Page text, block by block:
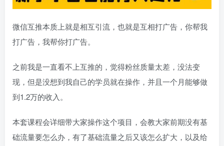
微信互推本质上就是相互引流，也就是互相打广告，你帮我
打广告，我帮你打广告。
之前我是一直看不上互推的，觉得粉丝质量太差，没法变
现，但是没想到我自己的学员就在操作，并且一个月能够做
到1.2万的收入。
本套课程会详细带大家操作这个项目，会教大家前期没有基
础流量要怎么办，有了基础流量之后又该怎么扩大，以及给